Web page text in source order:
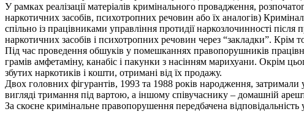
У рамках реалізації матеріалів кримінального провадження,
наркотичних засобів, психотропних речовин або їх аналогів)
спільно із працівниками управління протидії наркозлочинності
наркотичних засобів і психотропних речовин через “закладки”.
Під час проведення обшуків у помешканнях правопорушників
грамів амфетаміну, канабіс і пакунки з насінням марихуани. Окрім
збутих наркотиків і кошти, отримані від їх продажу.
Двох головних фігурантів, 1993 та 1988 років народження,
вигляді тримання під вартою, а іншому співучаснику – домашній
За скоєне кримінальне правопорушення передбачена